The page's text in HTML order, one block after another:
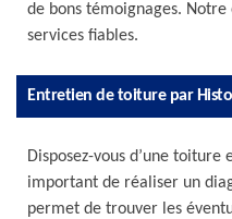
de bons témoignages.
services fiables.
Entretien de toiture par
Disposez-vous d’une
important de réaliser un
permet de trouver les